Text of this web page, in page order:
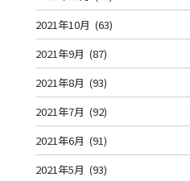
2021年10月 (63)
2021年9月 (87)
2021年8月 (93)
2021年7月 (92)
2021年6月 (91)
2021年5月 (93)